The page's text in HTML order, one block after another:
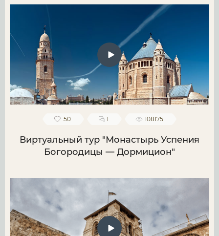
50 1 108175
Виртуальный тур "Монастырь Успения
Богородицы — Дормицион"